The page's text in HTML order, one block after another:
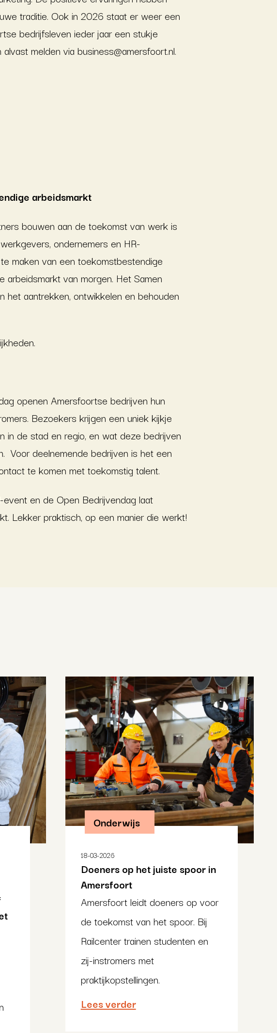
traditie. Ook in 2026 staat er weer een
bedrijfsleven ieder jaar een stukje
melden via business@amersfoort.nl.
arbeidsmarkt
bouwen aan de toekomst van werk is
ondernemers en HR-
maken van een toekomstbestendige
van morgen. Het Samen
het aantrekken, ontwikkelen en behouden
openen Amersfoortse bedrijven hun
Bezoekers krijgen een uniek kijkje
in de stad en regio, en wat deze bedrijven
Voor deelnemende bedrijven is het een
te komen met toekomstig talent.
en de Open Bedrijvendag laat
Lekker praktisch, op een manier die werkt!
Onderwijs
18-03-2026
Doeners op het juiste spoor in
Amersfoort
Amersfoort leidt doeners op voor
de toekomst van het spoor. Bij
Railcenter trainen studenten en
zij-instromers met
praktijkopstellingen.
Lees verder